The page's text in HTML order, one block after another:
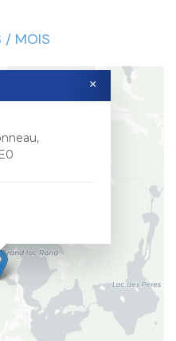
/ MOIS
×